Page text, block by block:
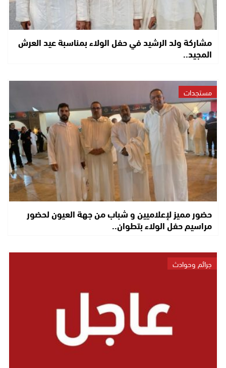
مشاركة ولد الرشيد في حفل الولاء بمناسبة عيد العرش
المجيد..
مستجدات
حضور مميز لإعلاميين و شباب من جهة العيون لحضور
مراسيم حفل الولاء بتطوان..
جرائم وحوادث